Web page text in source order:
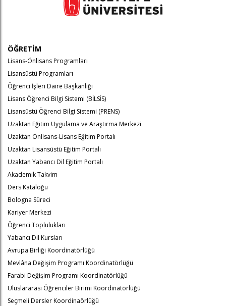
ÖĞRETİM
Lisans-Önlisans Programları
Lisansüstü Programları
Öğrenci İşleri Daire Başkanlığı
Lisans Öğrenci Bilgi Sistemi (BİLSİS)
Lisansüstü Öğrenci Bilgi Sistemi (PRENS)
Uzaktan Eğitim Uygulama ve Araştırma Merkezi
Uzaktan Önlisans-Lisans Eğitim Portalı
Uzaktan Lisansüstü Eğitim Portalı
Uzaktan Yabancı Dil Eğitim Portalı
Akademik Takvim
Ders Kataloğu
Bologna Süreci
Kariyer Merkezi
Öğrenci Toplulukları
Yabancı Dil Kursları
Avrupa Birliği Koordinatörlüğü
Mevlâna Değişim Programı Koordinatörlüğü
Farabi Değişim Programı Koordinatörlüğü
Uluslararası Öğrenciler Birimi Koordinatörlüğü
Seçmeli Dersler Koordinaörlüğü